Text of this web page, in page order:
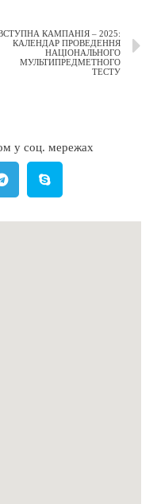
КАМПАНІЯ – 2025:
КАЛЕНДАР ПРОВЕДЕННЯ
НАЦІОНАЛЬНОГО
МУЛЬТИПРЕДМЕТНОГО
ТЕСТУ
у соц. мережах